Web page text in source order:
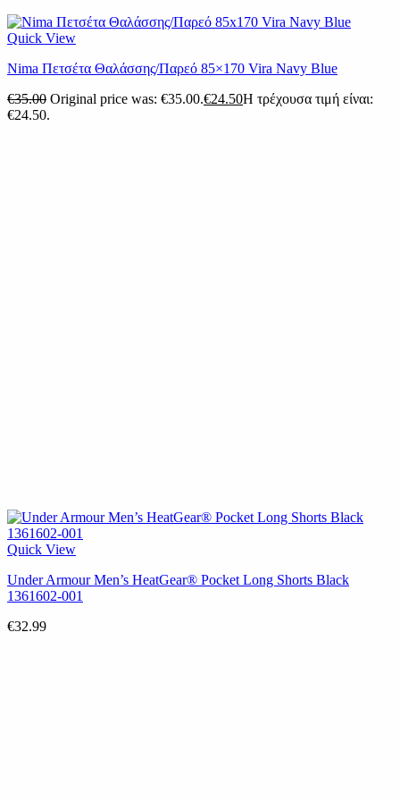
Quick View
Nima Πετσέτα Θαλάσσης/Παρεό 85×170 Vira Navy Blue
€35.00 Original price was: €35.00.€24.50Η τρέχουσα τιμή είναι:
€24.50.
Quick View
Under Armour Men’s HeatGear® Pocket Long Shorts Black
1361602-001
€32.99